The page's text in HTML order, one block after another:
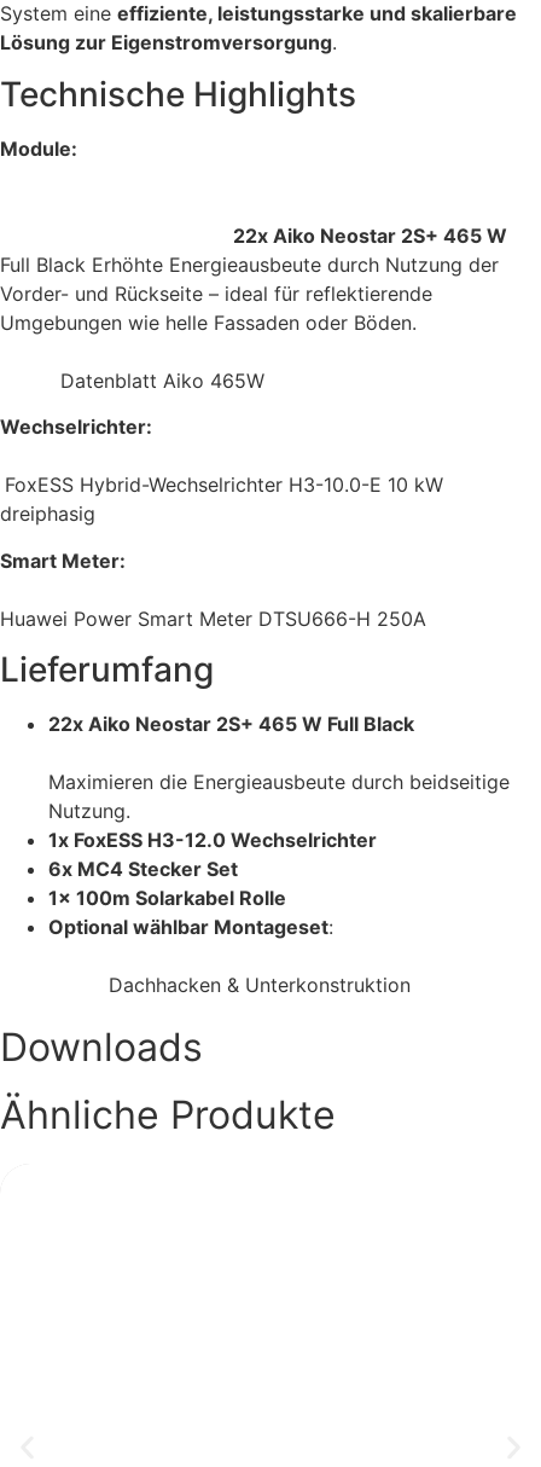
System eine effiziente, leistungsstarke und skalierbare
Lösung zur Eigenstromversorgung.
Technische Highlights
Module:
22x Aiko Neostar 2S+ 465 W
Full Black Erhöhte Energieausbeute durch Nutzung der
Vorder- und Rückseite – ideal für reflektierende
Umgebungen wie helle Fassaden oder Böden.
Datenblatt Aiko 465W
Wechselrichter:
FoxESS Hybrid-Wechselrichter H3-10.0-E 10 kW
dreiphasig
Smart Meter:
Huawei Power Smart Meter DTSU666-H 250A
Lieferumfang
22x Aiko Neostar 2S+ 465 W Full Black
Maximieren die Energieausbeute durch beidseitige
Nutzung.
1x FoxESS H3-12.0 Wechselrichter
6x MC4 Stecker Set
1x 100m Solarkabel Rolle
Optional wählbar Montageset:
Dachhacken & Unterkonstruktion
Downloads
Ähnliche Produkte